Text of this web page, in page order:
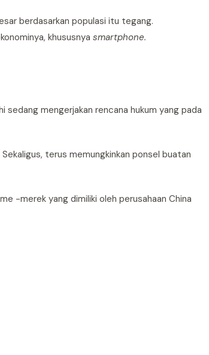
berdasarkan populasi itu tegang.
khususnya smartphone.
sedang mengerjakan rencana hukum yang pada
terus memungkinkan ponsel buatan
-merek yang dimiliki oleh perusahaan China